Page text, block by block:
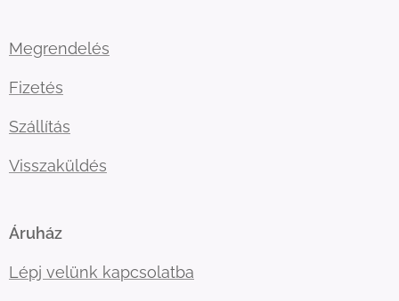
Megrendelés
Fizetés
Szállítás
Visszaküldés
Áruház
Lépj velünk kapcsolatba